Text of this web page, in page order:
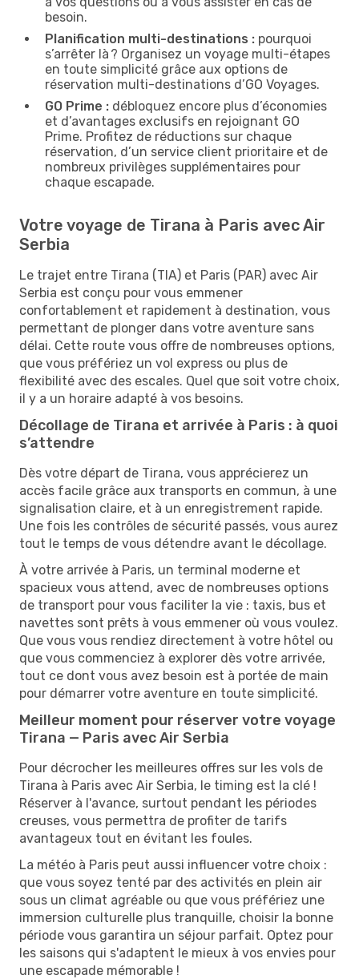
besoin.
Planification multi-destinations : pourquoi
s’arrêter là ? Organisez un voyage multi-étapes
en toute simplicité grâce aux options de
réservation multi-destinations d’GO Voyages.
GO Prime : débloquez encore plus d’économies
et d’avantages exclusifs en rejoignant GO
Prime. Profitez de réductions sur chaque
réservation, d’un service client prioritaire et de
nombreux privilèges supplémentaires pour
chaque escapade.
Votre voyage de Tirana à Paris avec Air
Serbia
Le trajet entre Tirana (TIA) et Paris (PAR) avec Air
Serbia est conçu pour vous emmener
confortablement et rapidement à destination, vous
permettant de plonger dans votre aventure sans
délai. Cette route vous offre de nombreuses options,
que vous préfériez un vol express ou plus de
flexibilité avec des escales. Quel que soit votre choix,
il y a un horaire adapté à vos besoins.
Décollage de Tirana et arrivée à Paris : à quoi
s’attendre
Dès votre départ de Tirana, vous apprécierez un
accès facile grâce aux transports en commun, à une
signalisation claire, et à un enregistrement rapide.
Une fois les contrôles de sécurité passés, vous aurez
tout le temps de vous détendre avant le décollage.
À votre arrivée à Paris, un terminal moderne et
spacieux vous attend, avec de nombreuses options
de transport pour vous faciliter la vie : taxis, bus et
navettes sont prêts à vous emmener où vous voulez.
Que vous vous rendiez directement à votre hôtel ou
que vous commenciez à explorer dès votre arrivée,
tout ce dont vous avez besoin est à portée de main
pour démarrer votre aventure en toute simplicité.
Meilleur moment pour réserver votre voyage
Tirana — Paris avec Air Serbia
Pour décrocher les meilleures offres sur les vols de
Tirana à Paris avec Air Serbia, le timing est la clé !
Réserver à l'avance, surtout pendant les périodes
creuses, vous permettra de profiter de tarifs
avantageux tout en évitant les foules.
La météo à Paris peut aussi influencer votre choix :
que vous soyez tenté par des activités en plein air
sous un climat agréable ou que vous préfériez une
immersion culturelle plus tranquille, choisir la bonne
période vous garantira un séjour parfait. Optez pour
les saisons qui s'adaptent le mieux à vos envies pour
une escapade mémorable !